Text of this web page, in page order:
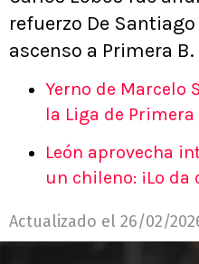
refuerzo De
ascenso a Primera B.
Yerno de Marcelo
la Liga de Primera
León aprovecha
un chileno: ¡Lo
Actualizado el 26/02/